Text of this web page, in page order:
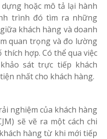
hoặc mô tả lại hành
trình đó tìm ra những
khách hàng và doanh
quan trọng và đo lường
thích hợp. Có thể qua việc
sát trực tiếp khách
nhất cho khách hàng.
nghiệm của khách hàng
sẽ vẽ ra một cách chi
hàng từ khi mới tiếp